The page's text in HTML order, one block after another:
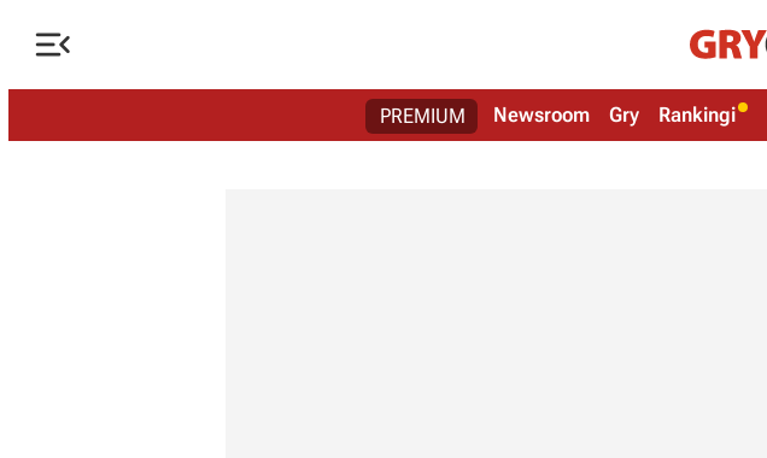

PREMIUM Newsroom Gry Rankingi